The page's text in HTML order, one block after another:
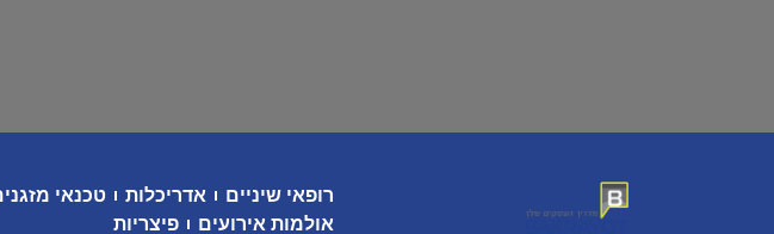
רופאי שיניים אדריכלות טכנאי
אולמות אירועים
פיצריות